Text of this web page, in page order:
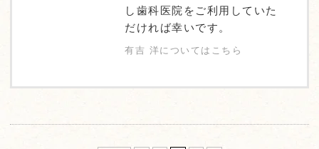
し歯科医院をご利用していた
だければ幸いです。
有吉 洋についてはこちら